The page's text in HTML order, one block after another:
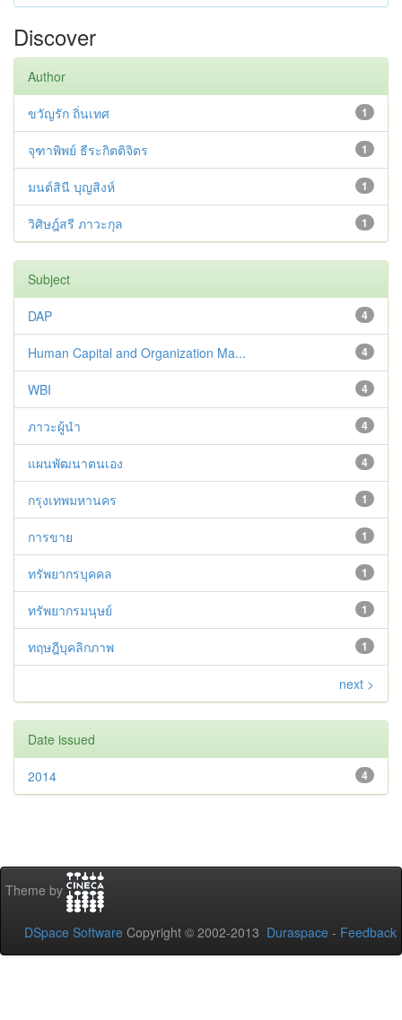
Discover
Author
1
ขวัญรัก ถิ่นเทศ
1
จุฑาพิพย์ ธีระกิตติจิตร
1
มนต์สินี บุญสิงห์
1
วิศิษฎ์สรี ภาวะกุล
Subject
4
DAP
4
Human Capital and Organization Ma...
4
WBI
4
ภาวะผู้นำ
4
แผนพัฒนาตนเอง
1
กรุงเทพมหานคร
1
การขาย
1
ทรัพยากรบุคคล
1
ทรัพยากรมนุษย์
1
ทฤษฎีบุคลิกภาพ
next >
Date issued
4
2014
Theme by
DSpace Software Copyright © 2002-2013 Duraspace - Feedback